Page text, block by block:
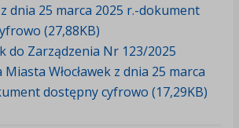
z dnia 25 marca 2025 r.-dokument
(27,88KB)
do Zarządzenia Nr 123/2025
Włocławek z dnia 25 marca
dostępny cyfrowo (17,29KB)